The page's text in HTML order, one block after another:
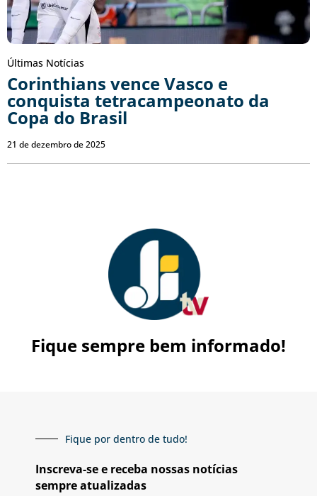
Últimas Notícias
Corinthians vence Vasco e
conquista tetracampeonato da
Copa do Brasil
21 de dezembro de 2025
Fique sempre bem informado!
Fique por dentro de tudo!
Inscreva-se e receba nossas notícias
sempre atualizadas